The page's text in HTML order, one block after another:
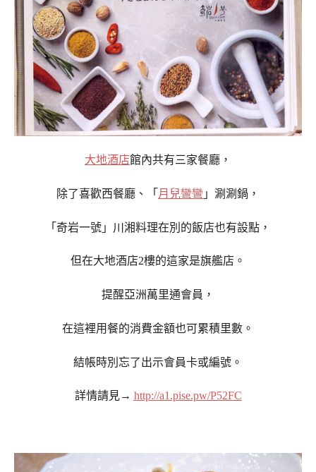
大地酒店館內共有三家餐廳，
除了喜歡西餐廳、「 月兒彎彎 」涮涮鍋，
「奇岩一號」川湘料理在別的飯店也有設點，
但在大地酒店2樓的這家是旗艦店。
提醒亞洲萬里通會員，
在這裡用餐的消費金額也可累積里數。
結帳時別忘了出示會員卡或編號。
詳情請見→ http://a1.pise.pw/P52FC